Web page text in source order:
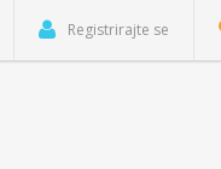
Registrirajte se